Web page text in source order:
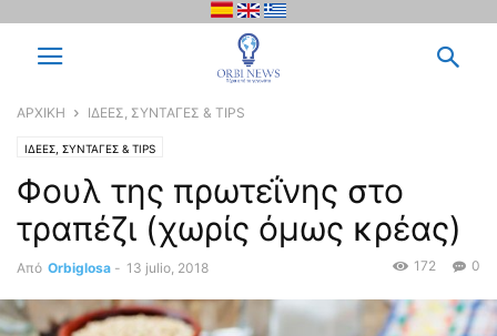
ΑΡΧΙΚΗ ΙΔΕΕΣ, ΣΥΝΤΑΓΕΣ & TIPS
ΙΔΕΕΣ, ΣΥΝΤΑΓΕΣ & TIPS
Φουλ της πρωτεΐνης στο
τραπέζι (χωρίς όμως κρέας)
Από Orbiglosa - 13 julio, 2018 0
172